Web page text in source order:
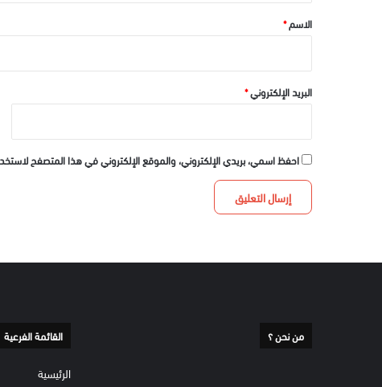
*الاسم*
البريد الإلكتروني*
احفظ اسمي، بريدي الإلكتروني، والموقع الإلكتروني في هذا المتصفح
من نحن ؟ القائمة الفرعية
الرئيسية